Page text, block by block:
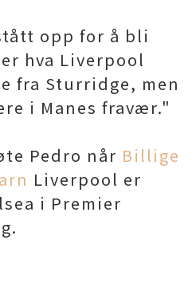
opp for å bli
hva Liverpool
fra Sturridge, men
i Manes fravær."
Pedro når Billige
Liverpool er
i Premier